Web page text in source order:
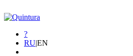
?
RU|EN